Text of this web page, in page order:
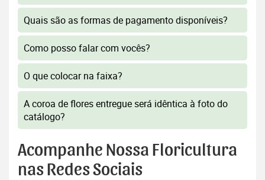
Quais são as formas de pagamento disponíveis?
Como posso falar com vocês?
O que colocar na faixa?
A coroa de flores entregue será idêntica à foto do
catálogo?
Acompanhe Nossa Floricultura
nas Redes Sociais